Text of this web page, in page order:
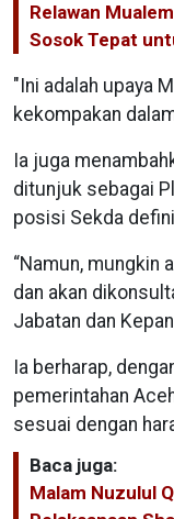
Relawan
Sosok Tepat
"Ini adalah upaya
kekompakan
Ia juga
ditunjuk sebagai
posisi Sekda
“Namun, mungkin
dan akan
Jabatan dan
Ia berharap,
pemerintahan
sesuai dengan
Baca juga:
Malam Nuzulul